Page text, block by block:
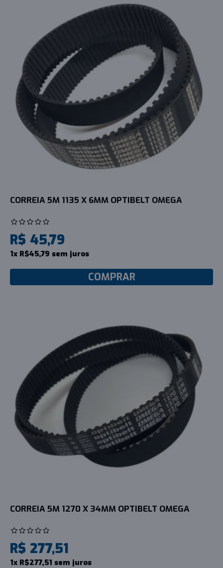
CORREIA 5M 1135 X 6MM OPTIBELT OMEGA
R$ 45,79
1x R$45,79 sem juros
COMPRAR
CORREIA 5M 1270 X 34MM OPTIBELT OMEGA
R$ 277,51
1x R$277,51 sem juros